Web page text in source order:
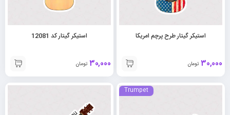
استیکر گیتار طرح پرچم امریکا
30,000 تومان
استیکر گیتار کد 12081
30,000 تومان
Trumpet